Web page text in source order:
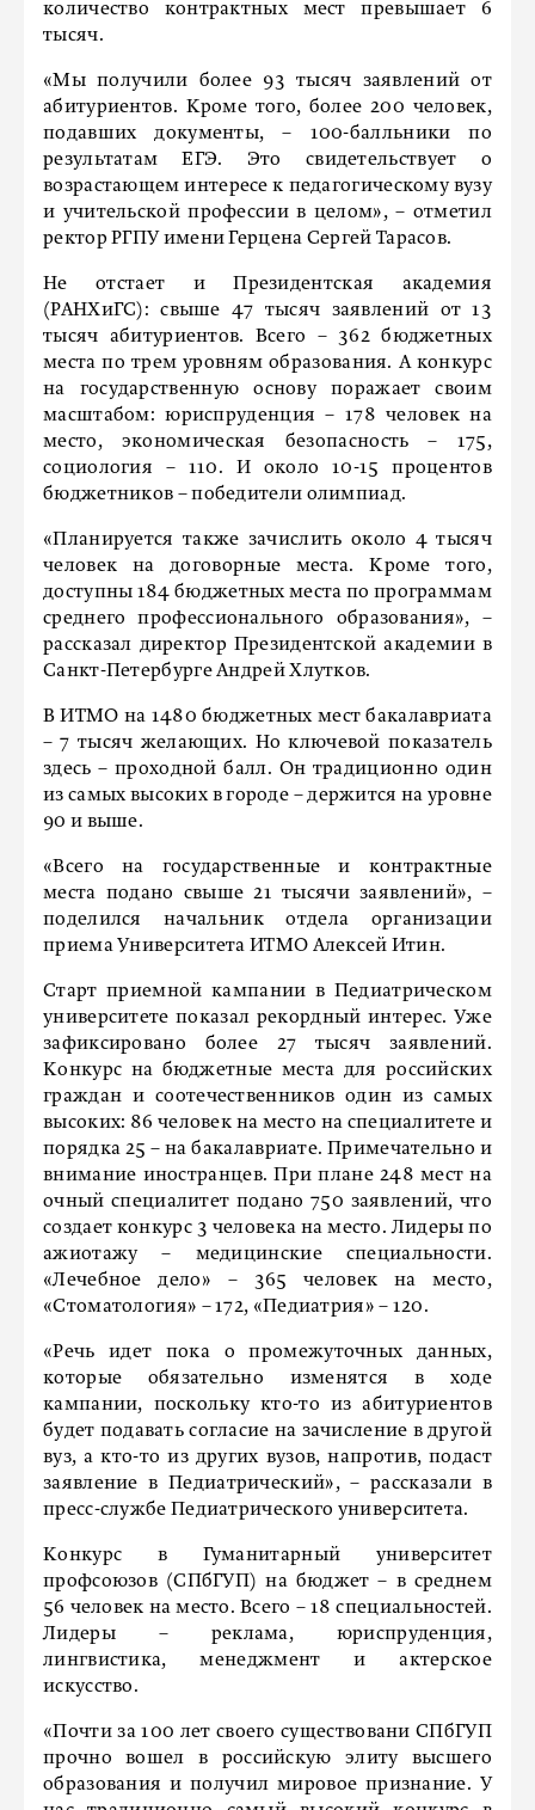
количество контрактных мест превышает 6
тысяч.
«Мы получили более 93 тысяч заявлений от
абитуриентов. Кроме того, более 200 человек,
подавших документы, – 100-балльники по
результатам ЕГЭ. Это свидетельствует о
возрастающем интересе к педагогическому вузу
и учительской профессии в целом», – отметил
ректор РГПУ имени Герцена Сергей Тарасов.
Не отстает и Президентская академия
(РАНХиГС): свыше 47 тысяч заявлений от 13
тысяч абитуриентов. Всего – 362 бюджетных
места по трем уровням образования. А конкурс
на государственную основу поражает своим
масштабом: юриспруденция – 178 человек на
место, экономическая безопасность – 175,
социология – 110. И около 10-15 процентов
бюджетников – победители олимпиад.
«Планируется также зачислить около 4 тысяч
человек на договорные места. Кроме того,
доступны 184 бюджетных места по программам
среднего профессионального образования», –
рассказал директор Президентской академии в
Санкт-Петербурге Андрей Хлутков.
В ИТМО на 1480 бюджетных мест бакалавриата
– 7 тысяч желающих. Но ключевой показатель
здесь – проходной балл. Он традиционно один
из самых высоких в городе – держится на уровне
90 и выше.
«Всего на государственные и контрактные
места подано свыше 21 тысячи заявлений», –
поделился начальник отдела организации
приема Университета ИТМО Алексей Итин.
Старт приемной кампании в Педиатрическом
университете показал рекордный интерес. Уже
зафиксировано более 27 тысяч заявлений.
Конкурс на бюджетные места для российских
граждан и соотечественников один из самых
высоких: 86 человек на место на специалитете и
порядка 25 – на бакалавриате. Примечательно и
внимание иностранцев. При плане 248 мест на
очный специалитет подано 750 заявлений, что
создает конкурс 3 человека на место. Лидеры по
ажиотажу – медицинские специальности.
«Лечебное дело» – 365 человек на место,
«Стоматология» – 172, «Педиатрия» – 120.
«Речь идет пока о промежуточных данных,
которые обязательно изменятся в ходе
кампании, поскольку кто-то из абитуриентов
будет подавать согласие на зачисление в другой
вуз, а кто-то из других вузов, напротив, подаст
заявление в Педиатрический», – рассказали в
пресс-службе Педиатрического университета.
Конкурс в Гуманитарный университет
профсоюзов (СПбГУП) на бюджет – в среднем
56 человек на место. Всего – 18 специальностей.
Лидеры – реклама, юриспруденция,
лингвистика, менеджмент и актерское
искусство.
«Почти за 100 лет своего существовани СПбГУП
прочно вошел в российскую элиту высшего
образования и получил мировое признание. У